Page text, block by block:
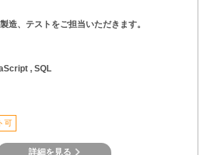
造、テストをご担当いただきます。
, SQL
可
詳細を見る